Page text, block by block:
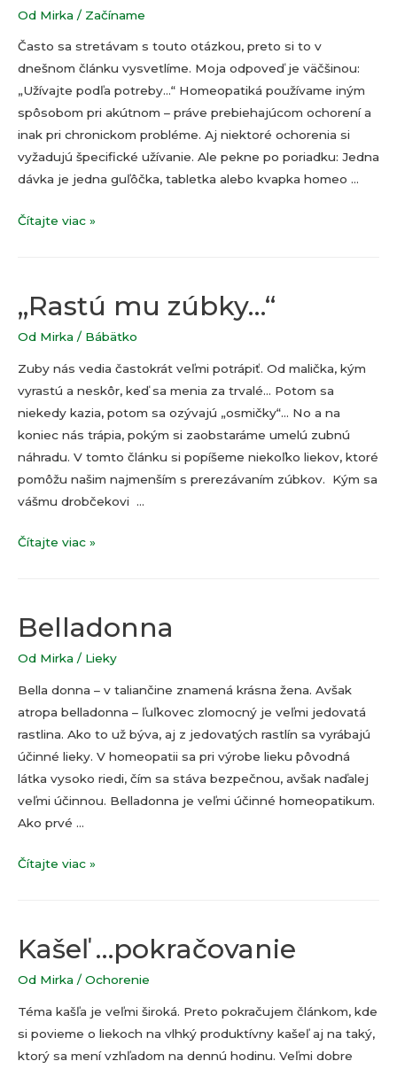
Od Mirka / Začíname
Často sa stretávam s touto otázkou, preto si to v
dnešnom článku vysvetlíme. Moja odpoveď je väčšinou:
„Užívajte podľa potreby…“ Homeopatiká používame iným
spôsobom pri akútnom – práve prebiehajúcom ochorení a
inak pri chronickom probléme. Aj niektoré ochorenia si
vyžadujú špecifické užívanie. Ale pekne po poriadku: Jedna
dávka je jedna guľôčka, tabletka alebo kvapka homeo …
Ako
Čítajte viac »
„Rastú mu zúbky…“
Od Mirka / Bábätko
Zuby nás vedia častokrát veľmi potrápiť. Od malička, kým
vyrastú a neskôr, keď sa menia za trvalé… Potom sa
niekedy kazia, potom sa ozývajú „osmičky“… No a na
koniec nás trápia, pokým si zaobstaráme umelú zubnú
náhradu. V tomto článku si popíšeme niekoľko liekov, ktoré
pomôžu našim najmenším s prerezávaním zúbkov. Kým sa
vášmu drobčekovi …
„Rastú
Čítajte viac »
Belladonna
Od Mirka / Lieky
Bella donna – v taliančine znamená krásna žena. Avšak
atropa belladonna – ľuľkovec zlomocný je veľmi jedovatá
rastlina. Ako to už býva, aj z jedovatých rastlín sa vyrábajú
účinné lieky. V homeopatii sa pri výrobe lieku pôvodná
látka vysoko riedi, čím sa stáva bezpečnou, avšak naďalej
veľmi účinnou. Belladonna je veľmi účinné homeopatikum.
Ako prvé …
Belladonna
Čítajte viac »
Kašeľ …pokračovanie
Od Mirka / Ochorenie
Téma kašľa je veľmi široká. Preto pokračujem článkom, kde
si povieme o liekoch na vlhký produktívny kašeľ aj na taký,
ktorý sa mení vzhľadom na dennú hodinu. Veľmi dobre